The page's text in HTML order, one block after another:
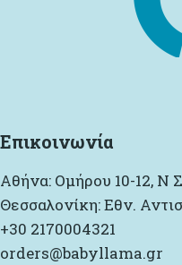
Επικοινωνία
Αθήνα: Ομήρου 10-12, Ν
Θεσσαλονίκη: Εθν.
+30 2170004321
orders@babyllama.gr